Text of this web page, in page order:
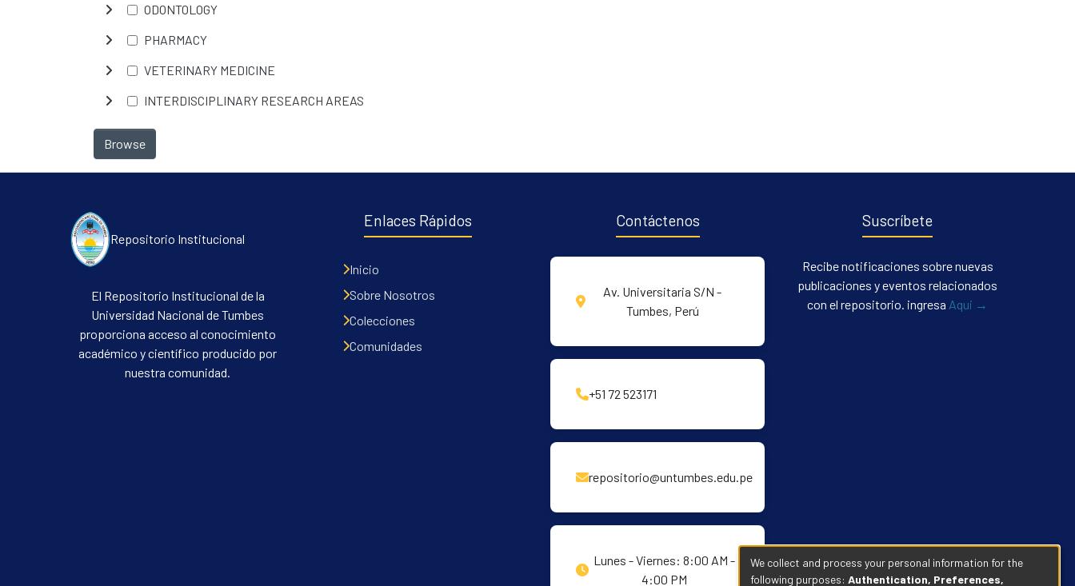
ODONTOLOGY
PHARMACY
VETERINARY MEDICINE
INTERDISCIPLINARY RESEARCH AREAS
Browse
Repositorio Institucional
El Repositorio Institucional de la
Universidad Nacional de Tumbes
proporciona acceso al conocimiento
académico y científico producido por
nuestra comunidad.
Enlaces Rápidos
Inicio
Sobre Nosotros
Colecciones
Comunidades
Contáctenos
Av. Universitaria S/N -
Tumbes, Perú
+51 72 523171
repositorio@untumbes.edu.pe
Lunes - Viernes: 8:00 AM -
4:00 PM
Suscríbete
Recibe notificaciones sobre nuevas
publicaciones y eventos relacionados
con el repositorio. ingresa Aqui →
We collect and process your personal information for the
following purposes: Authentication, Preferences,